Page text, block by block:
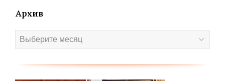
Архив
Архив